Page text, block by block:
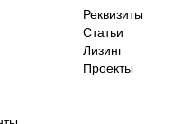
Реквизиты
Статьи
Лизинг
Проекты